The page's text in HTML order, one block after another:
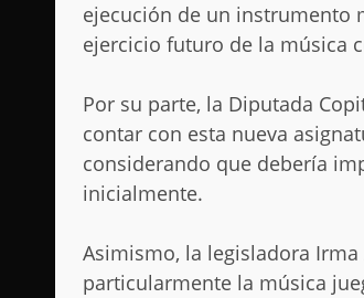
ejecución de un instrumento
ejercicio futuro de la música
Por su parte, la Diputada
contar con esta nueva
considerando que debería
inicialmente.
Asimismo, la legisladora
particularmente la música